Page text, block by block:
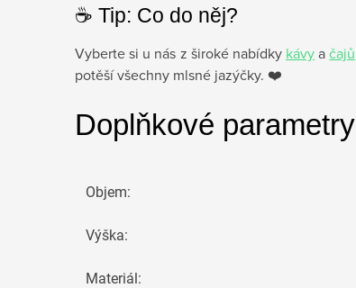
☕️ Tip: Co do něj?
Vyberte si u nás z široké nabídky kávyačajů
potěší všechny mlsné jazýčky. ❤️
Doplňkové parametry
Objem:
Výška:
Materiál: